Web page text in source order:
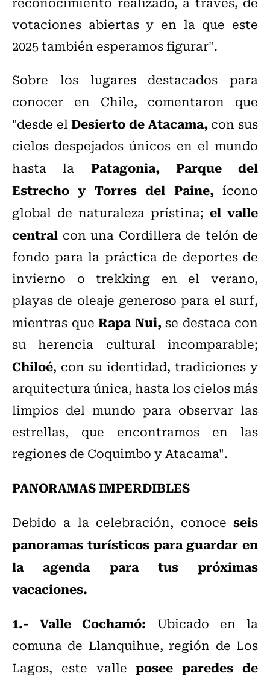
votaciones abiertas y en la que este
2025 también esperamos figurar".
Sobre los lugares destacados para
conocer en Chile, comentaron que
"desde elDesierto de Atacama,con sus
cielos despejados únicos en el mundo
hasta la Patagonia, Parque del
Estrecho y Torres del Paine,ícono
global de naturaleza prístina; el valle
central con una Cordillera de telón de
fondo para la práctica de deportes de
invierno o trekking en el verano,
playas de oleaje generoso para el surf,
mientras que Rapa Nui,se destaca con
su herencia cultural incomparable;
Chiloé, con su identidad, tradiciones y
arquitectura única, hasta los cielos más
limpios del mundo para observar las
estrellas, que encontramos en las
regiones de Coquimbo y Atacama".
PANORAMAS IMPERDIBLES
Debido a la celebración, conoce seis
panoramas turísticos para guardar en
la agenda para tus próximas
vacaciones.
1.- Valle Cochamó: Ubicado en la
comuna de Llanquihue, región de Los
Lagos, este valleposee paredes de